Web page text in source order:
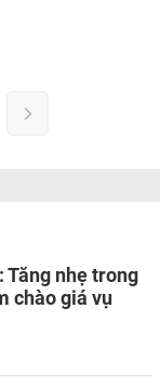
Tăng nhẹ trong
chào giá vụ